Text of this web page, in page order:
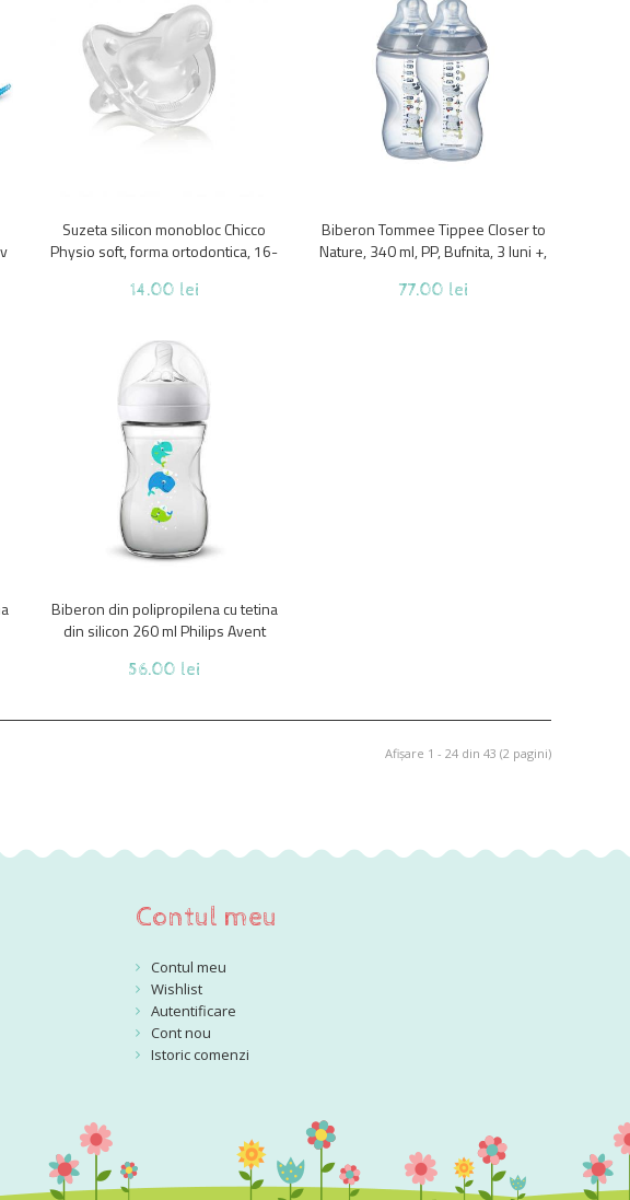
Suzeta silicon monobloc Chicco
Physio soft, forma ortodontica, 16-
14.00 lei
Biberon Tommee Tippee Closer to
Nature, 340 ml, PP, Bufnita, 3 luni +,
77.00 lei
Biberon din polipropilena cu tetina
din silicon 260 ml Philips Avent
luni
56.00 lei
Afişare 1 - 24 din 43 (2 pagini)
Contul meu
Contul meu
Wishlist
Autentificare
Cont nou
Istoric comenzi